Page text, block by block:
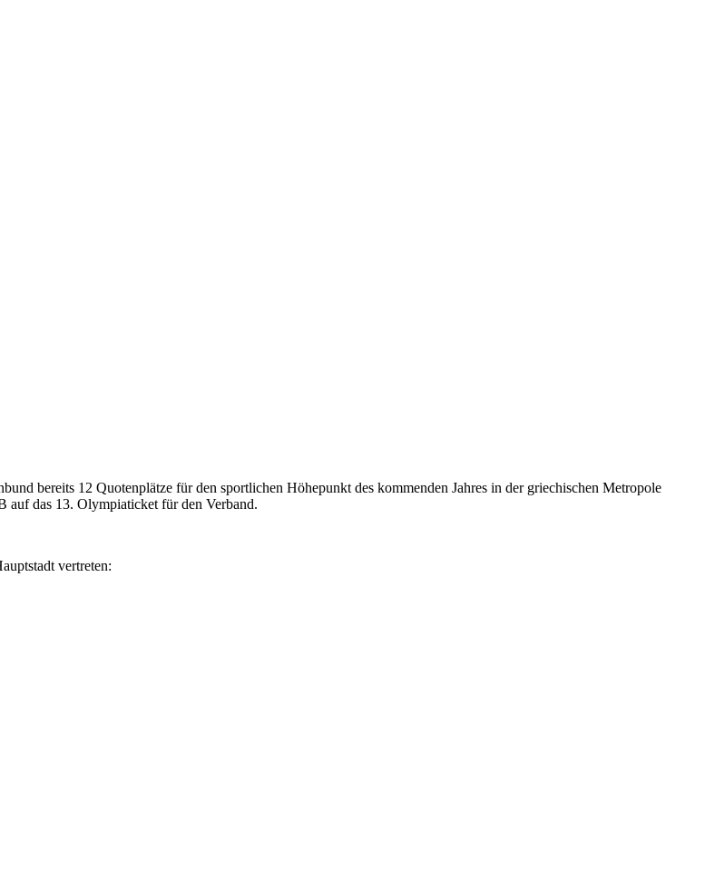
bereits 12 Quotenplätze für den sportlichen Höhepunkt des kommenden Jahres in der griechischen Metropole
auf das 13. Olympiaticket für den Verband.
vertreten: